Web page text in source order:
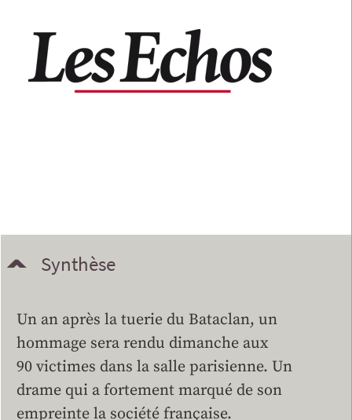
Synthèse
Un an après la tuerie du Bataclan, un
hommage sera rendu dimanche aux
90 victimes dans la salle parisienne. Un
drame qui a fortement marqué de son
empreinte la société française.